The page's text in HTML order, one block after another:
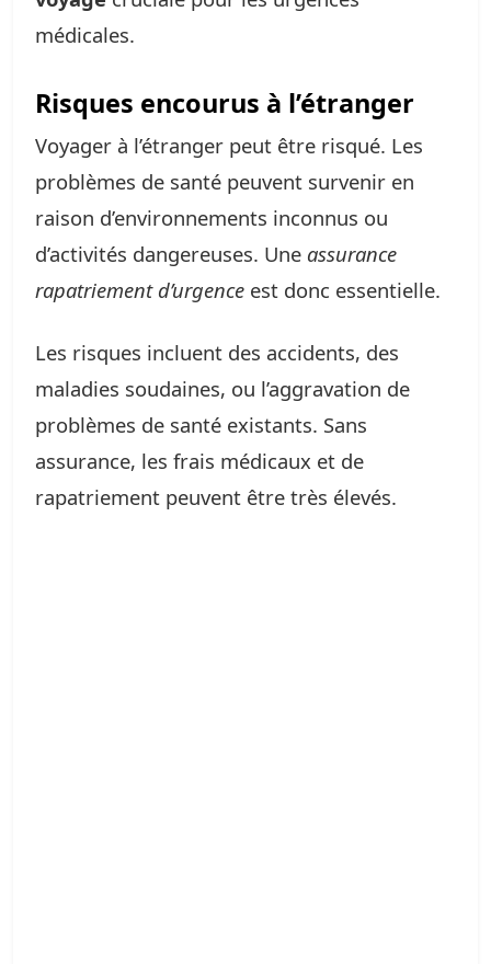
médicales.
Risques encourus à l’étranger
Voyager à l’étranger peut être risqué. Les
problèmes de santé peuvent survenir en
raison d’environnements inconnus ou
d’activités dangereuses. Une assurance
rapatriement d’urgence est donc essentielle.
Les risques incluent des accidents, des
maladies soudaines, ou l’aggravation de
problèmes de santé existants. Sans
assurance, les frais médicaux et de
rapatriement peuvent être très élevés.